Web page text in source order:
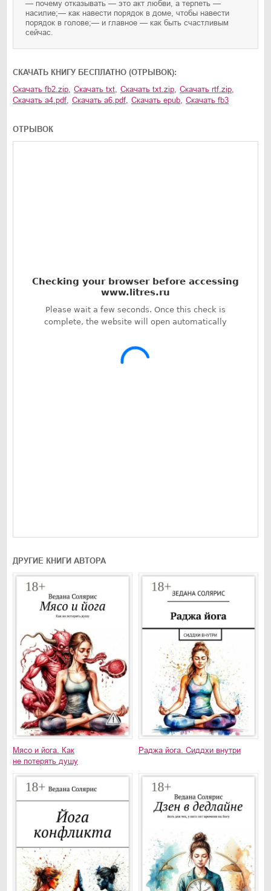
— почему отказывать — это акт любви, а терпеть —
насилие;— как навести порядок в доме, чтобы навести
порядок в голове;— и главное — как быть счастливым
сейчас.
CКАЧАТЬ КНИГУ БЕСПЛАТНО (ОТРЫВОК):
Скачать fb2.zip Скачать txt Скачать txt.zip Скачать rtf.zip
Скачать a4.pdf Скачать a6.pdf Скачать epub Скачать fb3
ОТРЫВОК
ДРУГИЕ КНИГИ АВТОРА
Мясо и йога. Как
не потерять душу
Раджа йога. Сиддхи внутри